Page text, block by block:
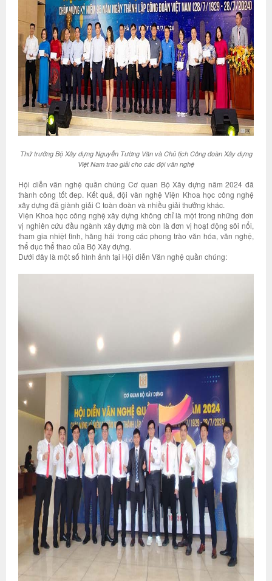
Thứ trưởng Bộ Xây dựng Nguyễn Tường Văn và Chủ tịch Công đoàn Xây dựng
Việt Nam trao giải cho các đội văn nghệ
Hội diễn văn nghệ quần chúng Cơ quan Bộ Xây dựng năm 2024 đã
thành công tốt đep. Kết quả, đội văn nghệ Viện Khoa học công nghệ
xây dựng đã giành giải C toàn đoàn và nhiều giải thưởng khác.
Viện Khoa học công nghệ xây dựng không chỉ là một trong những đơn
vị nghiên cứu đầu ngành xây dựng mà còn là đơn vị hoạt động sôi nổi,
tham gia nhiệt tình, hăng hái trong các phong trào văn hóa, văn nghệ,
thể dục thể thao của Bộ Xây dựng.
Dưới đây là một số hình ảnh tại Hội diễn Văn nghệ quần chúng: